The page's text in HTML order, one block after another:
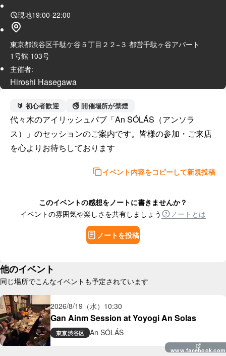
現地19:00-22:00
東京都渋谷区千駄ケ谷５丁目２２−３ 都営千駄ヶ谷アパート
1号館 103号
主催者:
Hiroshi Hasegawa
🔰 初心者歓迎 🚭 開催場所が禁煙
代々木のアイリッシュパブ「An SÓLÁS（アンソラ
ス）」のセッションのご案内です。皆様の参加・ご来店
を心よりお待ちしております
イベント内容をコピーして新規投稿
このイベントの感想をノートに書きませんか？
イベントの雰囲気や楽しさを共有しましょう
ノートとは
ノートを投稿
他のイベント
同じ場所でこんなイベントも予定されています
2026/8/19（水） 10:30
Gan Ainm Session at Yoyogi An Solas
東京渋谷区 An SÓLÁS
www.facebook.com